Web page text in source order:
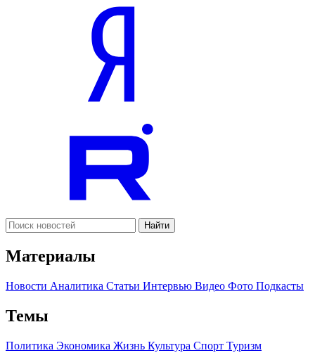
Найти
Материалы
Новости Аналитика Статьи Интервью Видео Фото Подкасты
Темы
Политика Экономика Жизнь Культура Спорт Туризм